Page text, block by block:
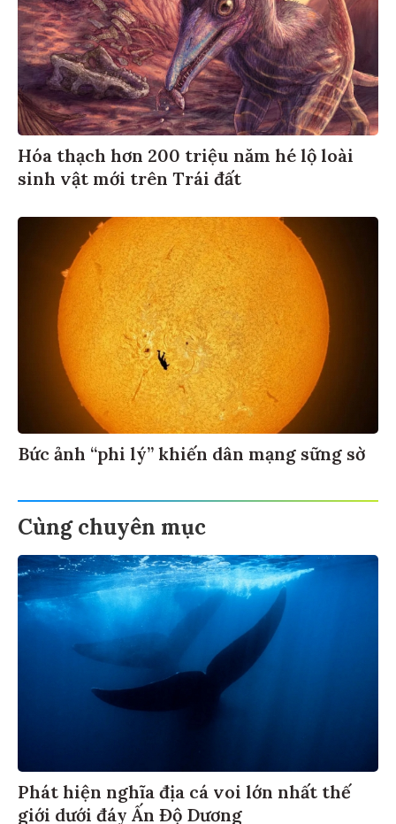
Hóa thạch hơn 200 triệu năm hé lộ loài
sinh vật mới trên Trái đất
Bức ảnh “phi lý” khiến dân mạng sững sờ
Cùng chuyên mục
Phát hiện nghĩa địa cá voi lớn nhất thế
giới dưới đáy Ấn Độ Dương